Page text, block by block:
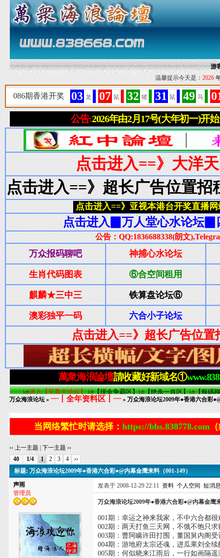
游
温馨提示今天是： 2026
万众海浪论坛 »┈┋全年资料区┋┈» 万众海浪论坛2009年●香港六合彩
当网络繁忙时请选择： https://bbs.838778.com
‹‹ 上一主题 |下一主题 ››
40
1/4 1 2 3 4
››
标题: 万众海浪论坛2009年●香港六合彩●@内幕金鹰来料（001-149）
声雨
管理员
发表于 2008-12-29 22:11 资料 个人空间 短消
万众海浪论坛2009年●香港六合彩●@内幕金鹰
001期：幸运之神来我家，不中六合都很
002期：两天打鱼三天网，不饿不饱只求
003期：曹阿瞒许田打围，董国舅内阁受
004期：游地府太宗还魂，进瓜果刘全续
005期：何似晓来江雨后，一行如画隔遥